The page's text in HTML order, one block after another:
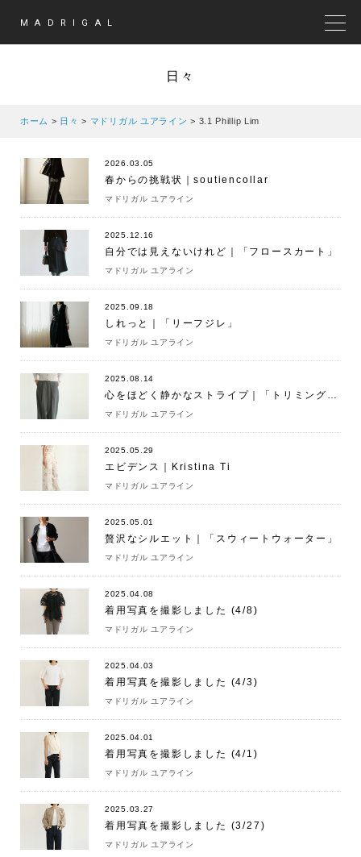
MADRIGAL
日々
ホーム > 日々 > マドリガル ユアライン > 3.1 Phillip Lim
2026.03.05
春からの挑戦状｜soutiencollar
マドリガル ユアライン
2025.12.16
自分では見えないけれど｜「フロースカート」
マドリガル ユアライン
2025.09.18
しれっと｜「リーフジレ」
マドリガル ユアライン
2025.08.14
心をほどく静かなストライプ｜「トリミングパンツ ストライプ」
マドリガル ユアライン
2025.05.29
エビデンス｜Kristina Ti
マドリガル ユアライン
2025.05.01
贅沢なシルエット｜「スウィートウォーター」
マドリガル ユアライン
2025.04.08
着用写真を撮影しました (4/8)
マドリガル ユアライン
2025.04.03
着用写真を撮影しました (4/3)
マドリガル ユアライン
2025.04.01
着用写真を撮影しました (4/1)
マドリガル ユアライン
2025.03.27
着用写真を撮影しました (3/27)
マドリガル ユアライン